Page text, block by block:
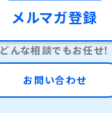
メルマガ登録
どんな相談でもお任せ！
お問い合わせ